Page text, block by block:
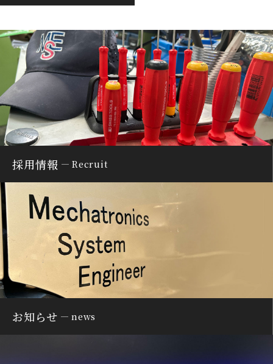
採用情報 Recruit
お知らせ news